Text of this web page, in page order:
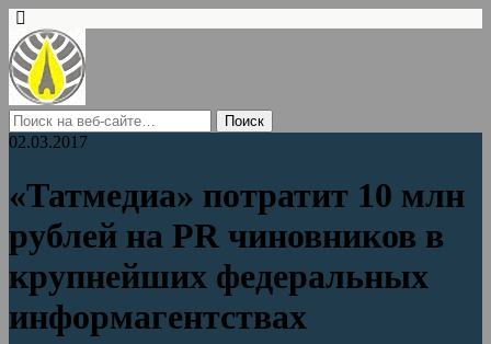
02.03.2017
«Татмедиа» потратит 10 млн
рублей на PR чиновников в
крупнейших федеральных
информагентствах